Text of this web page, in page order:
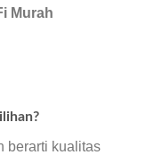
Murah
berarti kualitas